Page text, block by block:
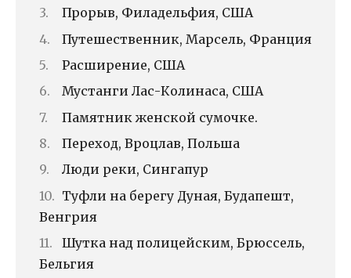
Прорыв, Филадельфия, США
Путешественник, Марсель, Франция
Расширение, США
Мустанги Лас-Колинаса, США
Памятник женской сумочке.
Переход, Вроцлав, Польша
Люди реки, Сингапур
Туфли на берегу Дуная, Будапешт,
Венгрия
Шутка над полицейским, Брюссель,
Бельгия